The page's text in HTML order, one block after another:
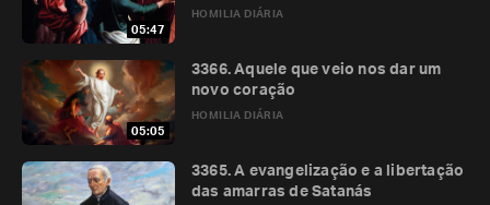
05:47
HOMILIA DIÁRIA
05:05
HOMILIA DIÁRIA
3366. Aquele que veio nos dar um
novo coração
3365. A evangelização e a libertação
das amarras de Satanás